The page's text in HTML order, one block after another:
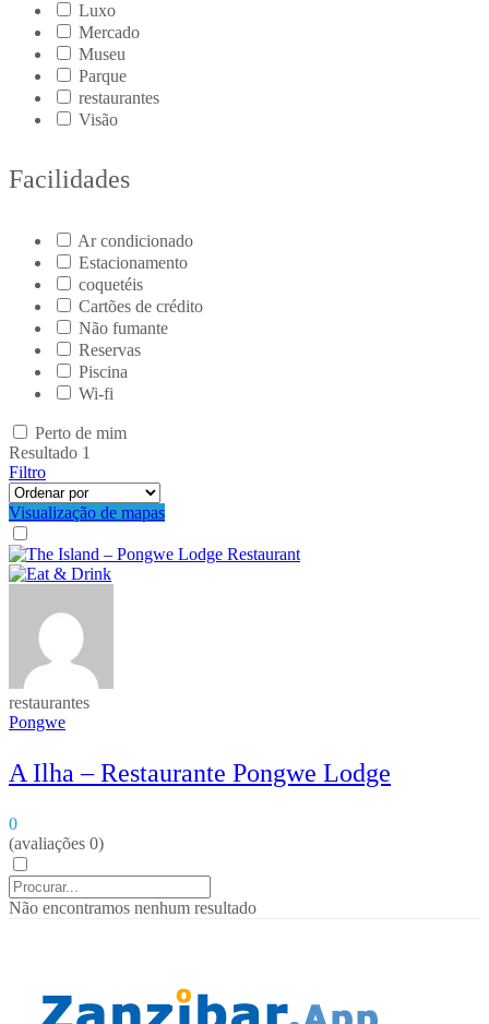
Luxo
Mercado
Museu
Parque
restaurantes
Visão
Facilidades
Ar condicionado
Estacionamento
coquetéis
Cartões de crédito
Não fumante
Reservas
Piscina
Wi-fi
Perto de mim
Resultado 1
Filtro
Visualização de mapas
restaurantes
Pongwe
A Ilha – Restaurante Pongwe Lodge
0
(avaliações 0)
Não encontramos nenhum resultado